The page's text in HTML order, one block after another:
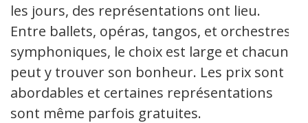
les jours, des représentations ont lieu.
Entre ballets, opéras, tangos, et orchestres
symphoniques, le choix est large et chacun
peut y trouver son bonheur. Les prix sont
abordables et certaines représentations
sont même parfois gratuites.